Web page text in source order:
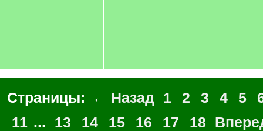
Страницы: ← Назад 1 2 3 4 5
11 ... 13 14 15 16 17 18